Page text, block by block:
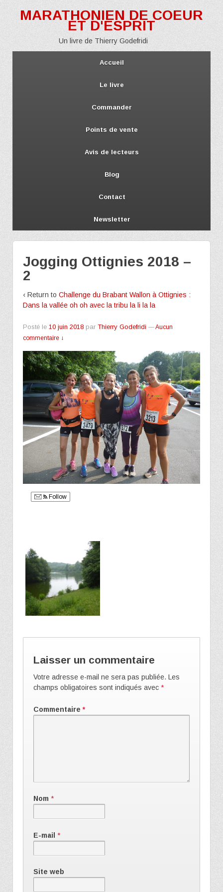
MARATHONIEN DE COEUR
ET D'ESPRIT
Un livre de Thierry Godefridi
Accueil
Le livre
Commander
Points de vente
Avis de lecteurs
Blog
Contact
Newsletter
Jogging Ottignies 2018 –
2
‹ Return to Challenge du Brabant Wallon à Ottignies :
Dans la vallée oh oh avec la tribu la li la la
Posté le 10 juin 2018 par Thierry Godefridi —Aucun
commentaire ↓
Follow
Laisser un commentaire
Votre adresse e-mail ne sera pas publiée. Les
champs obligatoires sont indiqués avec *
Commentaire *
Nom *
E-mail *
Site web